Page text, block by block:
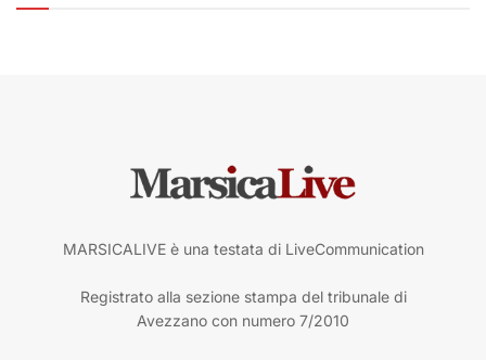
MARSICALIVE è una testata di LiveCommunication
Registrato alla sezione stampa del tribunale di
Avezzano con numero 7/2010